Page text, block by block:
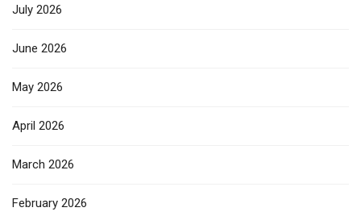
July 2026
June 2026
May 2026
April 2026
March 2026
February 2026